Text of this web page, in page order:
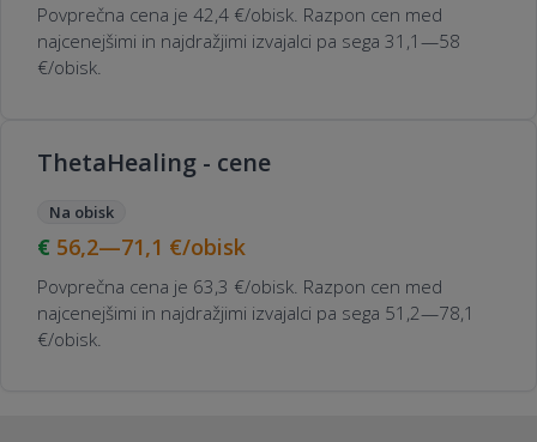
Povprečna cena je 42,4 €/obisk. Razpon cen med
najcenejšimi in najdražjimi izvajalci pa sega 31,1—58
€/obisk.
ThetaHealing - cene
Na obisk
56,2—71,1 €/obisk
Povprečna cena je 63,3 €/obisk. Razpon cen med
najcenejšimi in najdražjimi izvajalci pa sega 51,2—78,1
€/obisk.